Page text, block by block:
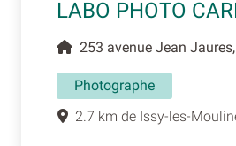
LABO PHOTO
253 avenue Jean
Photographe
2.7 km de Issy-les-